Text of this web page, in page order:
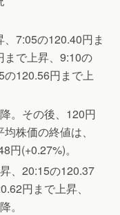
7:05の120.40円ま
まで上昇、9:10の
の120.56円まで上
。その後、120円
株価の終値は、
円(+0.27%)。
、20:15の120.37
円まで上昇、
。